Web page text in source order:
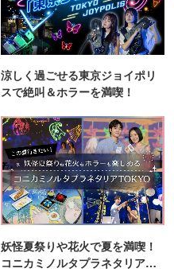
涼しく過ごせる東京ジョイポリ
スで絶叫＆ホラーを満喫！
妖怪夏祭りや花火で夏を満喫！
コニカミノルタプラネタリア